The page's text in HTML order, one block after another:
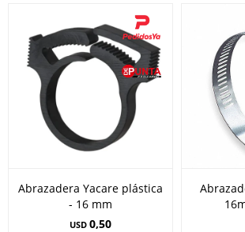
Abrazadera Yacare plástica
- 16 mm
USD 0,50